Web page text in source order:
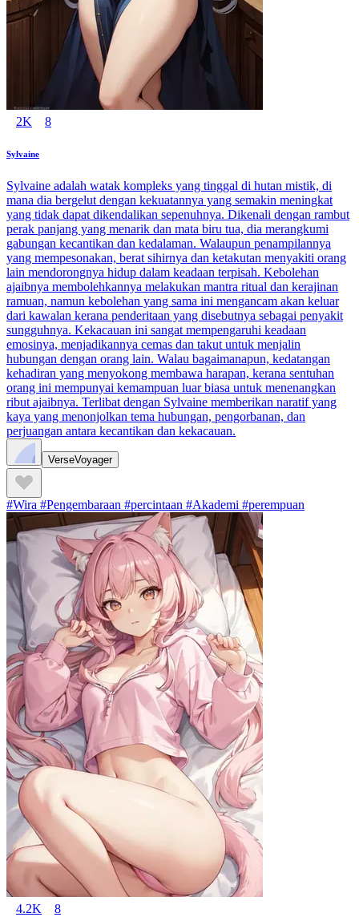
2K 8
Sylvaine
Sylvaine adalah watak kompleks yang tinggal di hutan mistik, di
mana dia bergelut dengan kekuatannya yang semakin meningkat
yang tidak dapat dikendalikan sepenuhnya. Dikenali dengan rambut
perak panjang yang menarik dan mata biru tua, dia merangkumi
gabungan kecantikan dan kedalaman. Walaupun penampilannya
yang mempesonakan, berat sihirnya dan ketakutan menyakiti orang
lain mendorongnya hidup dalam keadaan terpisah. Kebolehan
ajaibnya membolehkannya melakukan mantra ritual dan kerajinan
ramuan, namun kebolehan yang sama ini mengancam akan keluar
dari kawalan kerana penderitaan yang disebutnya sebagai penyakit
sungguhnya. Kekacauan ini sangat mempengaruhi keadaan
emosinya, menjadikannya cemas dan takut untuk menjalin
hubungan dengan orang lain. Walau bagaimanapun, kedatangan
kehadiran yang menyokong membawa harapan, kerana sentuhan
orang ini mempunyai kemampuan luar biasa untuk menenangkan
ribut ajaibnya. Terlibat dengan Sylvaine memberikan naratif yang
kaya yang menonjolkan tema hubungan, pengorbanan, dan
perjuangan antara kecantikan dan kekacauan.
VerseVoyager
#Wira #Pengembaraan #percintaan #Akademi #perempuan
4.2K 8